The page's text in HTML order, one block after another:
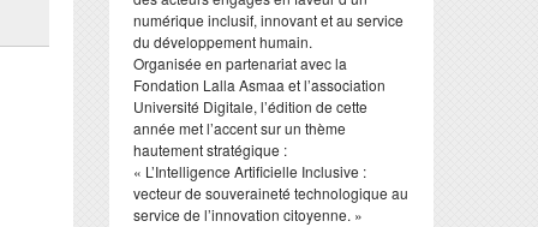
numérique inclusif, innovant et au service
du développement humain.
​Organisée en partenariat avec la
Fondation Lalla Asmaa et l’association
Université Digitale, l’édition de cette
année met l’accent sur un thème
hautement stratégique :
​« L’Intelligence Artificielle Inclusive :
vecteur de souveraineté technologique au
service de l’innovation citoyenne. »